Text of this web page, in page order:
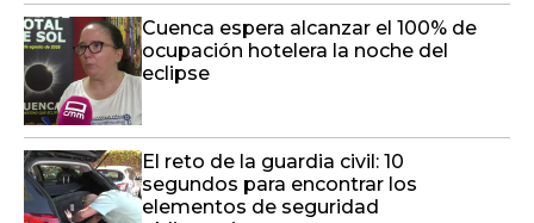
Cuenca espera alcanzar el 100% de
ocupación hotelera la noche del
eclipse
El reto de la guardia civil: 10
segundos para encontrar los
elementos de seguridad